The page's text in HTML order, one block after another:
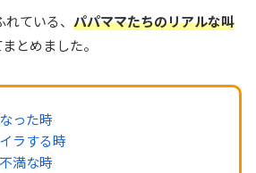
ている、 パパママたちのリアルな叫
とめました。
った時
ラする時
満な時